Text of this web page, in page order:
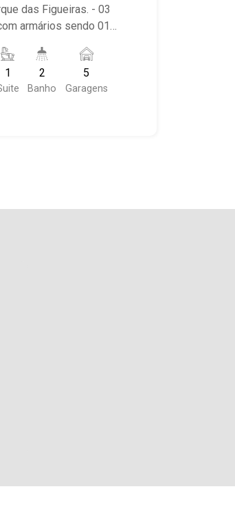
das Figueiras. - 03
armários sendo 01
de serviço - Quintal -
planejados com
ao Savegnago e Rod.
1 2
Banho
5
Garagens